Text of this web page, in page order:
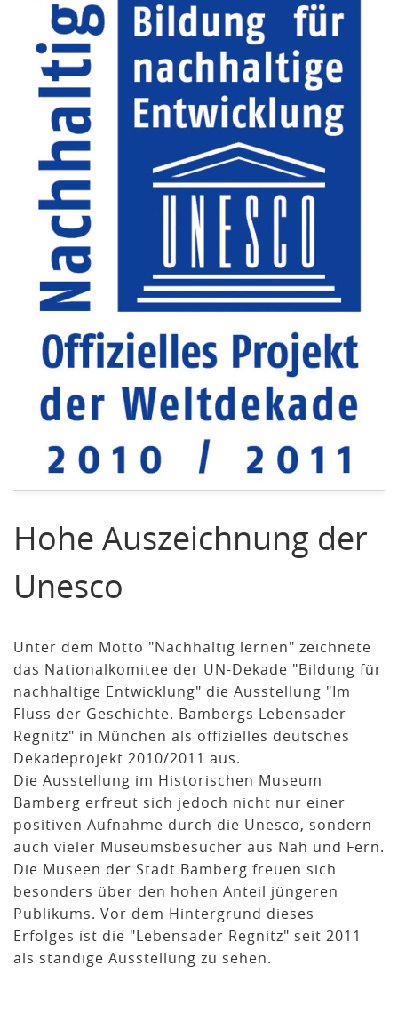
Hohe Auszeichnung der
Unesco
Unter dem Motto "Nachhaltig lernen" zeichnete
das Nationalkomitee der UN-Dekade "Bildung für
nachhaltige Entwicklung" die Ausstellung "Im
Fluss der Geschichte. Bambergs Lebensader
Regnitz" in München als offizielles deutsches
Dekadeprojekt 2010/2011 aus.
Die Ausstellung im Historischen Museum
Bamberg erfreut sich jedoch nicht nur einer
positiven Aufnahme durch die Unesco, sondern
auch vieler Museumsbesucher aus Nah und Fern.
Die Museen der Stadt Bamberg freuen sich
besonders über den hohen Anteil jüngeren
Publikums. Vor dem Hintergrund dieses
Erfolges ist die "Lebensader Regnitz" seit 2011
als ständige Ausstellung zu sehen.